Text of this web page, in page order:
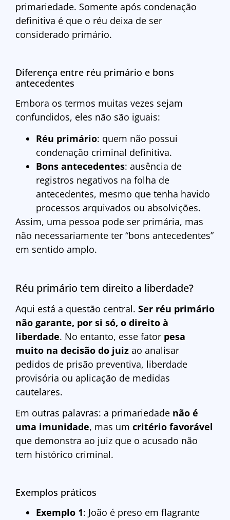
primariedade. Somente após condenação
definitiva é que o réu deixa de ser
considerado primário.
Diferença entre réu primário e bons
antecedentes
Embora os termos muitas vezes sejam
confundidos, eles não são iguais:
Réu primário: quem não possui
condenação criminal definitiva.
Bons antecedentes: ausência de
registros negativos na folha de
antecedentes, mesmo que tenha havido
processos arquivados ou absolvições.
Assim, uma pessoa pode ser primária, mas
não necessariamente ter “bons antecedentes”
em sentido amplo.
Réu primário tem direito a liberdade?
Aqui está a questão central. Ser réu primário
não garante, por si só, o direito à
liberdade. No entanto, esse fator pesa
muito na decisão do juiz ao analisar
pedidos de prisão preventiva, liberdade
provisória ou aplicação de medidas
cautelares.
Em outras palavras: a primariedade não é
uma imunidade, mas um critério favorável
que demonstra ao juiz que o acusado não
tem histórico criminal.
Exemplos práticos
Exemplo 1: João é preso em flagrante